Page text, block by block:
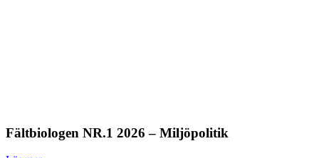
Fältbiologen NR.1 2026 – Miljöpolitik